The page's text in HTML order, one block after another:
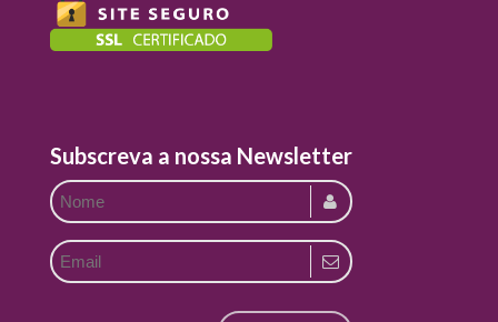
Subscreva a nossa Newsletter